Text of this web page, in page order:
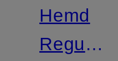
Hemd
Regular